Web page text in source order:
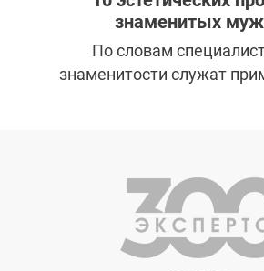
ИНН: 7743705998
КПП: 772401001
Юр. адрес: 115569, Город Москва, вн.тер.г.
Орехово-Борисово Северное, проезд
ЗАКАЗАТЬ ЗВОНОК